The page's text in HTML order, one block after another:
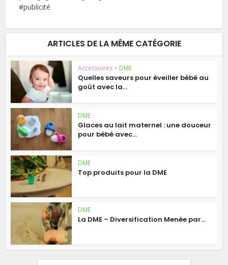
#publicité
ARTICLES DE LA MÊME CATÉGORIE
Accessoires • DME
Quelles saveurs pour éveiller bébé au
goût avec la...
DME
Glaces au lait maternel : une douceur
pour bébé avec...
DME
Top produits pour la DME
DME
La DME – Diversification Menée par...